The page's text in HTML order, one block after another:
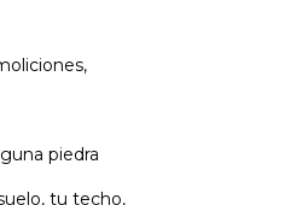
piedra
tu techo,